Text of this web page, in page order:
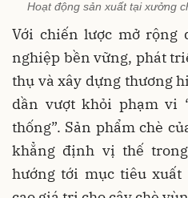
Hoạt động sản xuất tại xưởng
Với chiến lược mở rộng
nghiệp bền vững, phát
thụ và xây dựng thương
dần vượt khỏi phạm vi
thống”. Sản phẩm chè
khẳng định vị thế
hướng tới mục tiêu